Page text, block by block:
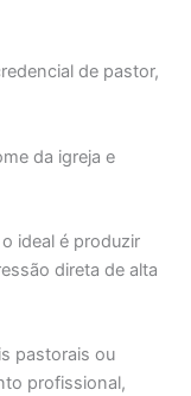
de pastor,
da igreja e
ideal é produzir
direta de alta
pastorais ou
profissional,